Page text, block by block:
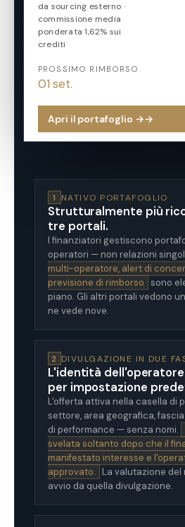
da sourcing esterno ·
commissione media
ponderata 1,62% sui
crediti
PROSSIMO RIMBORSO
01 set.
Apri il portafoglio →→
1 NATIVO PORTAFOGLIO
Strutturalmente più
tre portali.
I finanziatori gestiscono
operatori — non relazioni
multi-operatore, alert di
previsione di rimborso sono
piano. Gli altri portali vedono
ne vede nove.
2 DIVULGAZIONE IN DUE
L'identità
per impostazione
L'offerta attiva nella casella di
settore, area geografica,
di performance — senza nomi.
svelata soltanto dopo che il
manifestato interesse e
approvato.
La valutazione
avvio da quella divulgazione.